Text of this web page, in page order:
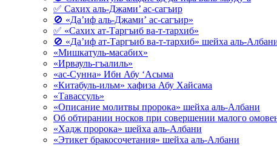
✅ Сахих аль-Джами’ ас-сагъир
🚫 «Да’иф аль-Джами’ ас-сагъир»
✅ «Сахих ат-Таргъиб ва-т-тархиб»
🚫 «Да’иф ат-Таргъиб ва-т-тархиб» шейха аль-
«Мишкатуль-масабих»
«Ирвауль-гъалиль»
«ас-Сунна» Ибн Абу ‘Асыма
«Китабуль-ильм» хафиза Абу Хайсама
«Тавассуль»
«Описание молитвы пророка» шейха аль-Албани
Об обтирании носков при совершении малого
«Хадж пророка» шейха аль-Албани
«Этикет бракосочетания» шейха аль-Албани